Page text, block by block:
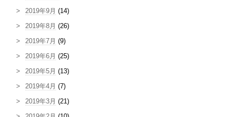
2019年9月 (14)
2019年8月 (26)
2019年7月 (9)
2019年6月 (25)
2019年5月 (13)
2019年4月 (7)
2019年3月 (21)